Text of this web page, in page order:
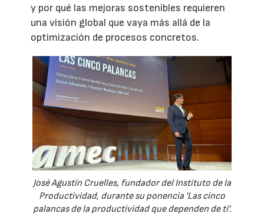
y por qué las mejoras sostenibles requieren
una visión global que vaya más allá de la
optimización de procesos concretos.
José Agustín Cruelles, fundador del Instituto de la
Productividad, durante su ponencia 'Las cinco
palancas de la productividad que dependen de ti'.